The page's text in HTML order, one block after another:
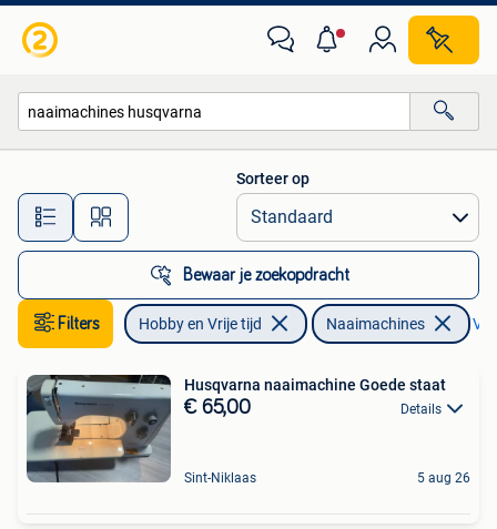
Alle afstanden…
Sorteer op
Bewaar je zoekopdracht
Filters Hobby en Vrije tijd Naaimachines
Husqvarna naaimachine Goede staat
€ 65,00 Details
Sint-Niklaas 5 aug 26